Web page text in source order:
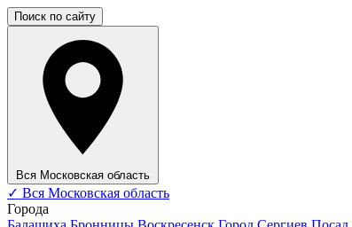
Поиск по сайту
Вся Московская область
✓ Вся Московская область
Города